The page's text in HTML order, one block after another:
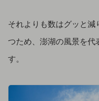
それよりも数はグッと
つため、澎湖の風景を代
す。